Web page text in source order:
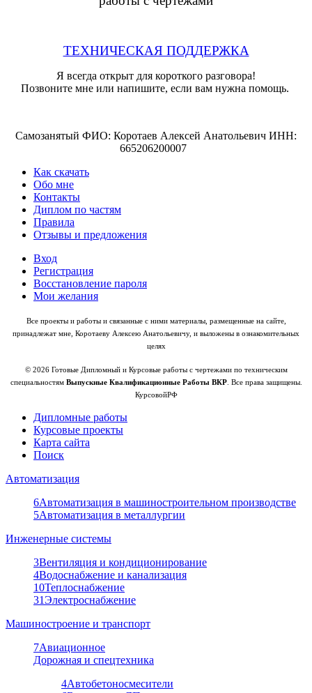
ТЕХНИЧЕСКАЯ ПОДДЕРЖКА
Я всегда открыт для короткого разговора!
Позвоните мне или напишите, если вам нужна помощь.
Самозанятый ФИО: Коротаев Алексей Анатольевич ИНН:
665206200007
Как скачать
Обо мне
Контакты
Диплом по частям
Правила
Отзывы и предложения
Вход
Регистрация
Восстановление пароля
Мои желания
Все проекты и работы и связанные с ними материалы, размещенные на сайте,
принадлежат мне, Коротаеву Алексею Анатольевичу, и выложены в ознакомительных
целях
© 2026 Готовые Дипломный и Курсовые работы с чертежами по техническим
специальностям Выпускные Квалификационные Работы ВКР. Все права защищены.
КурсовойРФ
Дипломные работы
Курсовые проекты
Карта сайта
Поиск
Автоматизация
6Автоматизация в машиностроительном производстве
5Автоматизация в металлургии
Инженерные системы
3Вентиляция и кондиционирование
4Водоснабжение и канализация
10Теплоснабжение
31Электроснабжение
Машиностроение и транспорт
7Авиационное
Дорожная и спецтехника
4Автобетоносмесители